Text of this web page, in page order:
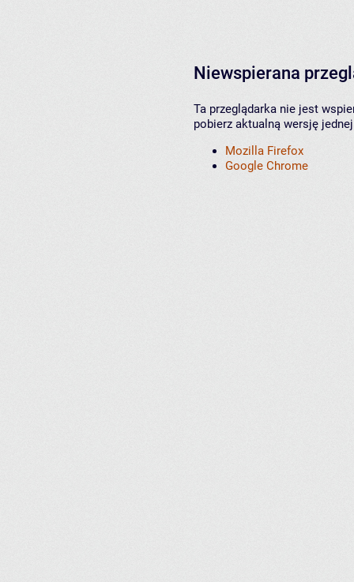
Niewspierana
Ta przeglądarka nie jest
pobierz aktualną wersję
Mozilla Firefox
Google Chrome